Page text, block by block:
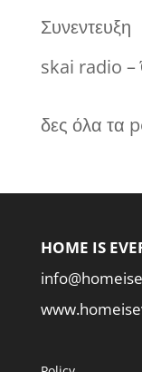
Συνεντευξη
skai radio –
δες όλα τα
HOME IS